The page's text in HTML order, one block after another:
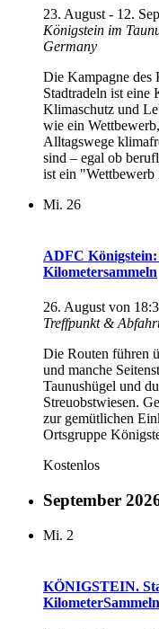
23. August - 12.
Königstein im
Germany
Die Kampagne des
Stadtradeln ist eine
Klimaschutz und
wie ein
Alltagswege
sind – egal ob
ist ein
Mi. 26
ADFC
Kilometersammeln
26. August von
Treffpunkt &
Die Routen führen
und manche
Taunushügel und
Streuobstwiesen.
zur gemütlichen
Ortsgruppe
Kostenlos
September
Mi. 2
KÖNIGSTEIN.
KilometerSammeln